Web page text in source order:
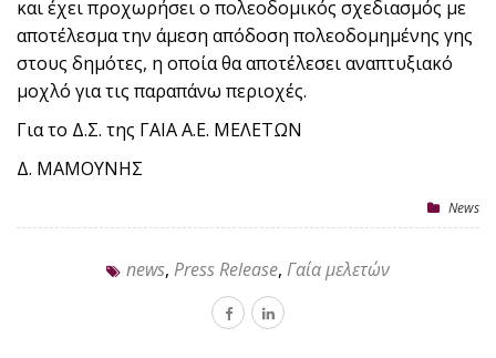
και έχει προχωρήσει ο πολεοδομικός σχεδιασμός με
αποτέλεσμα την άμεση απόδοση πολεοδομημένης γης
στους δημότες, η οποία θα αποτέλεσει αναπτυξιακό
μοχλό για τις παραπάνω περιοχές.
Για το Δ.Σ. της ΓΑΙΑ Α.Ε. ΜΕΛΕΤΩΝ
Δ. ΜΑΜΟΥΝΗΣ
News
news, Press Release, Γαία μελετών